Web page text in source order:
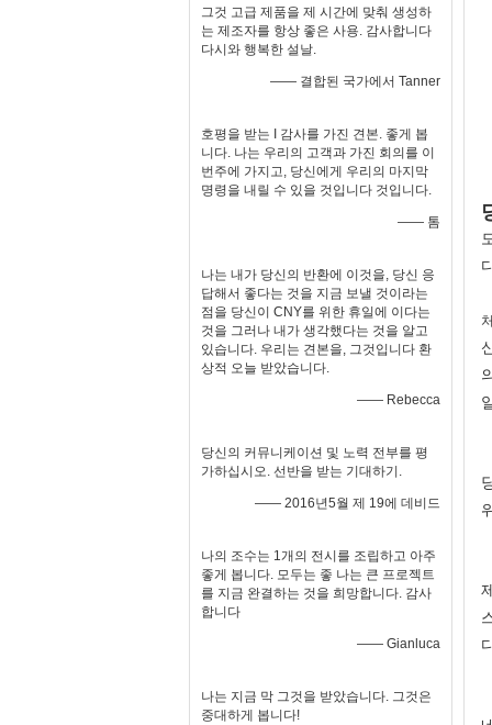
그것 고급 제품을 제 시간에 맞춰 생성하
는 제조자를 항상 좋은 사용. 감사합니다
다시와 행복한 설날.
—— 결합된 국가에서 Tanner
호평을 받는 I 감사를 가진 견본. 좋게 봅
니다. 나는 우리의 고객과 가진 회의를 이
번주에 가지고, 당신에게 우리의 마지막
명령을 내릴 수 있을 것입니다 것입니다.
—— 톰
나는 내가 당신의 반환에 이것을, 당신 응
답해서 좋다는 것을 지금 보낼 것이라는
점을 당신이 CNY를 위한 휴일에 이다는
것을 그러나 내가 생각했다는 것을 알고
있습니다. 우리는 견본을, 그것입니다 환
상적 오늘 받았습니다.
—— Rebecca
당신의 커뮤니케이션 및 노력 전부를 평
가하십시오. 선반을 받는 기대하기.
—— 2016년5월 제 19에 데비드
나의 조수는 1개의 전시를 조립하고 아주
좋게 봅니다. 모두는 좋 나는 큰 프로젝트
를 지금 완결하는 것을 희망합니다. 감사
합니다
—— Gianluca
나는 지금 막 그것을 받았습니다. 그것은
중대하게 봅니다!